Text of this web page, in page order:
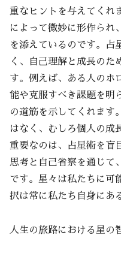
重なヒントを与えてくれ
によって微妙に形作られ
を添えているのです。占
く、自己理解と成長のた
す。例えば、ある人のホ
能や克服すべき課題を明
の道筋を示してくれます
はなく、むしろ個人の成
重要なのは、占星術を盲
思考と自己省察を通じて
です。星々は私たちに可
択は常に私たち自身にあ
人生の旅路における星の